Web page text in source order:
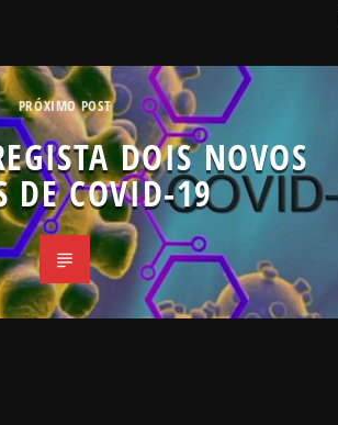
PRÓXIMO POST
DOIS NOVOS
DE COVID-19